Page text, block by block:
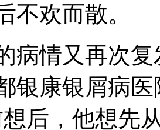
不欢而散。
病情又再次
银康银屑病
后，他想先